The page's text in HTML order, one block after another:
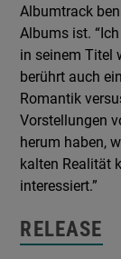
Albumtrack
Albums ist.
in seinem Titel
berührt auch
Romantik
Vorstellungen
herum haben,
kalten Realität
interessiert.”
RELEASE